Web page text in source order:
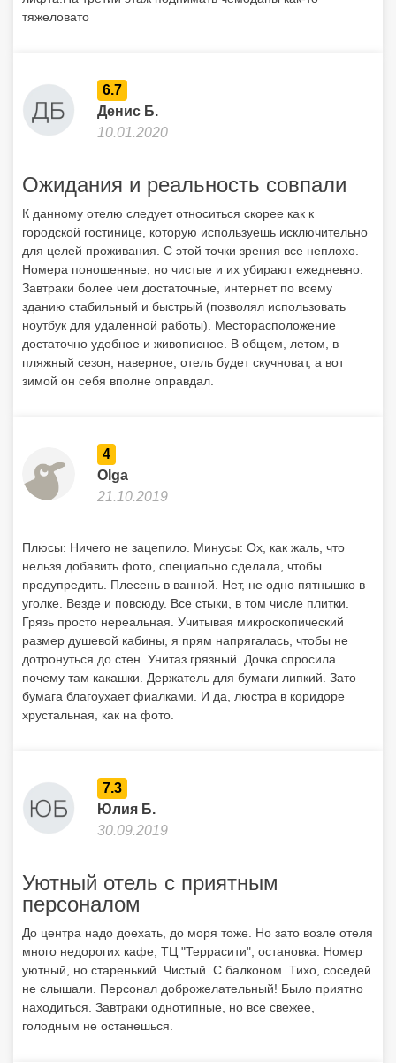
тяжеловато
6.7
Денис Б.
10.01.2020
Ожидания и реальность совпали
К данному отелю следует относиться скорее как к
городской гостинице, которую используешь исключительно
для целей проживания. С этой точки зрения все неплохо.
Номера поношенные, но чистые и их убирают ежедневно.
Завтраки более чем достаточные, интернет по всему
зданию стабильный и быстрый (позволял использовать
ноутбук для удаленной работы). Месторасположение
достаточно удобное и живописное. В общем, летом, в
пляжный сезон, наверное, отель будет скучноват, а вот
зимой он себя вполне оправдал.
4
Olga
21.10.2019
Плюсы: Ничего не зацепило. Минусы: Ох, как жаль, что
нельзя добавить фото, специально сделала, чтобы
предупредить. Плесень в ванной. Нет, не одно пятнышко в
уголке. Везде и повсюду. Все стыки, в том числе плитки.
Грязь просто нереальная. Учитывая микроскопический
размер душевой кабины, я прям напрягалась, чтобы не
дотронуться до стен. Унитаз грязный. Дочка спросила
почему там какашки. Держатель для бумаги липкий. Зато
бумага благоухает фиалками. И да, люстра в коридоре
хрустальная, как на фото.
7.3
Юлия Б.
30.09.2019
Уютный отель с приятным
персоналом
До центра надо доехать, до моря тоже. Но зато возле отеля
много недорогих кафе, ТЦ "Террасити", остановка. Номер
уютный, но старенький. Чистый. С балконом. Тихо, соседей
не слышали. Персонал доброжелательный! Было приятно
находиться. Завтраки однотипные, но все свежее,
голодным не останешься.